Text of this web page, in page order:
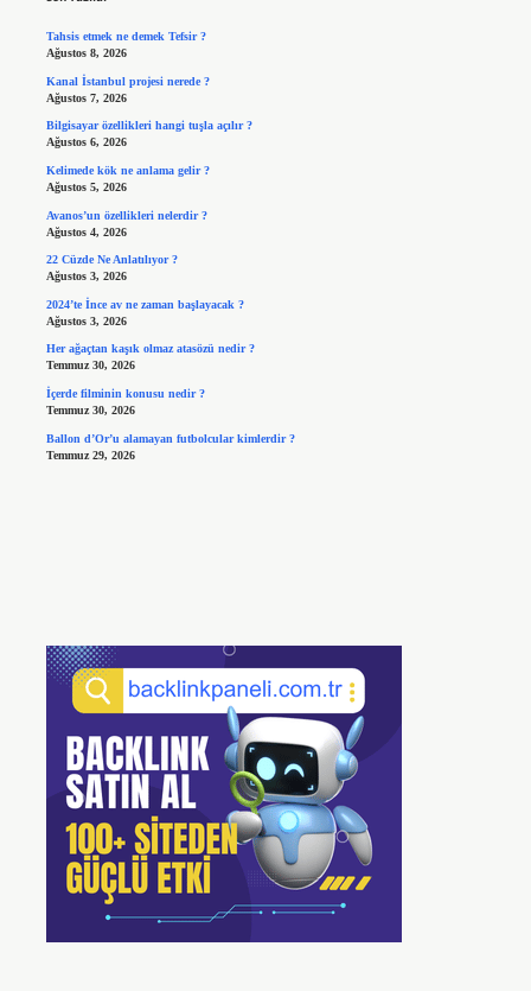
Tahsis etmek ne demek Tefsir ?
Ağustos 8, 2026
Kanal İstanbul projesi nerede ?
Ağustos 7, 2026
Bilgisayar özellikleri hangi tuşla açılır ?
Ağustos 6, 2026
Kelimede kök ne anlama gelir ?
Ağustos 5, 2026
Avanos’un özellikleri nelerdir ?
Ağustos 4, 2026
22 Cüzde Ne Anlatılıyor ?
Ağustos 3, 2026
2024’te İnce av ne zaman başlayacak ?
Ağustos 3, 2026
Her ağaçtan kaşık olmaz atasözü nedir ?
Temmuz 30, 2026
İçerde filminin konusu nedir ?
Temmuz 30, 2026
Ballon d’Or’u alamayan futbolcular kimlerdir ?
Temmuz 29, 2026